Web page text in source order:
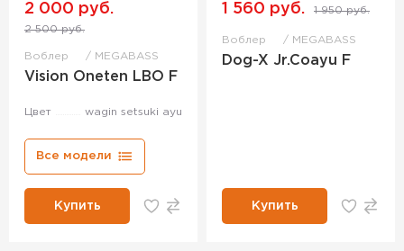
2 000 руб.
2 500 руб.
Воблер MEGABASS
Vision Oneten LBO F
Цвет wagin setsuki ayu
Все модели
Купить
1 560 руб. 1 950 руб.
Воблер MEGABASS
Dog-X Jr.Coayu F
Купить